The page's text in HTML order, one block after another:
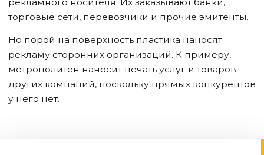
торговые сети, перевозчики и прочие эмитенты.
Но порой на поверхность пластика наносят
рекламу сторонних организаций. К примеру,
метрополитен наносит печать услуг и товаров
других компаний, поскольку прямых конкурентов
у него нет.